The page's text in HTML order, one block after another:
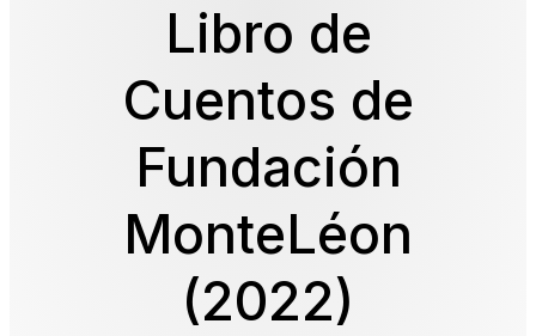
Libro de
Cuentos de
Fundación
MonteLéon
(2022)